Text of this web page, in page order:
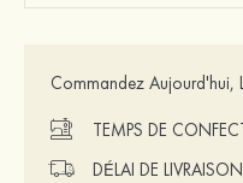
Commandez Aujourd'hui,
TEMPS DE
DÉLAI DE